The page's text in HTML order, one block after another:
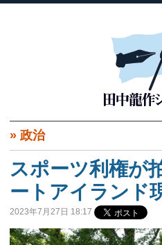
» 政治
スポーツ利権が
ートアイランド
2023年7月27日 18:17